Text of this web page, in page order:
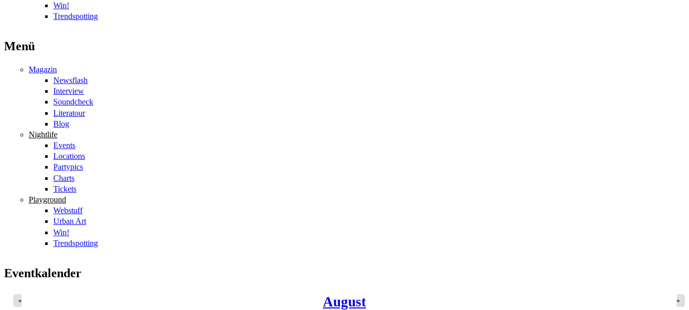
Win!
Trendspotting
Menü
Magazin
Newsflash
Interview
Soundcheck
Literatour
Blog
Nightlife
Events
Locations
Partypics
Charts
Tickets
Playground
Webstuff
Urban Art
Win!
Trendspotting
Eventkalender
August
« »